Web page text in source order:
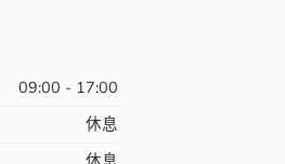
09:00 - 17:00
休息